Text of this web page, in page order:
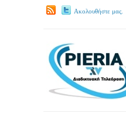
Ακολουθήστε μας.